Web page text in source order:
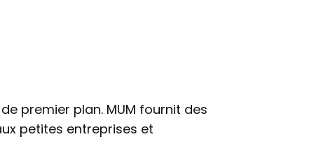
premier plan. MUM fournit des
petites entreprises et